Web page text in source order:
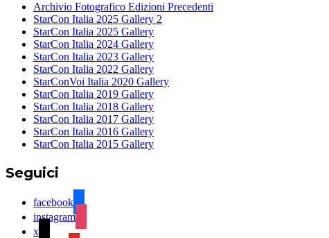
Archivio Fotografico Edizioni Precedenti
StarCon Italia 2025 Gallery 2
StarCon Italia 2025 Gallery
StarCon Italia 2024 Gallery
StarCon Italia 2023 Gallery
StarCon Italia 2022 Gallery
StarConVoi Italia 2020 Gallery
StarCon Italia 2019 Gallery
StarCon Italia 2018 Gallery
StarCon Italia 2017 Gallery
StarCon Italia 2016 Gallery
StarCon Italia 2015 Gallery
Seguici
facebook
instagram
x